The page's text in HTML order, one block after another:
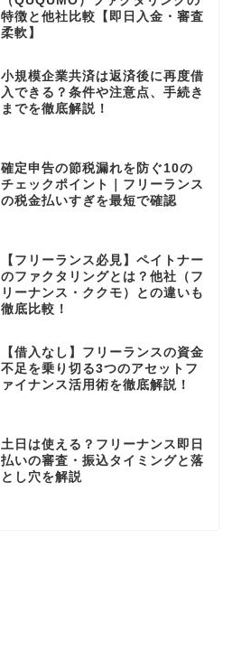
特徴と他社比較【即日入金・審査
柔軟】
小規模企業共済は返済後に再度借
入できる？条件や注意点、手続き
までを徹底解説！
確定申告の節税漏れを防ぐ10の
チェックポイント｜フリーランス
の税金払いすぎを最短で確認
【フリーランス必見】ペイトナー
のファクタリングとは？他社（フ
リーナンス・ククモ）との違いも
徹底比較！
【借入なし】フリーランスの資金
不足を乗り切る3つのアセットフ
ァイナンス活用術を徹底解説！
土日は使える？フリーナンス即日
払いの審査・振込タイミングと落
とし穴を解説